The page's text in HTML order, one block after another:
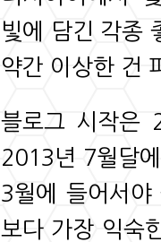
빛에 담긴 각종
약간 이상한 건
블로그 시작은
2013년 7월달
3월에 들어서
보다 가장 익숙